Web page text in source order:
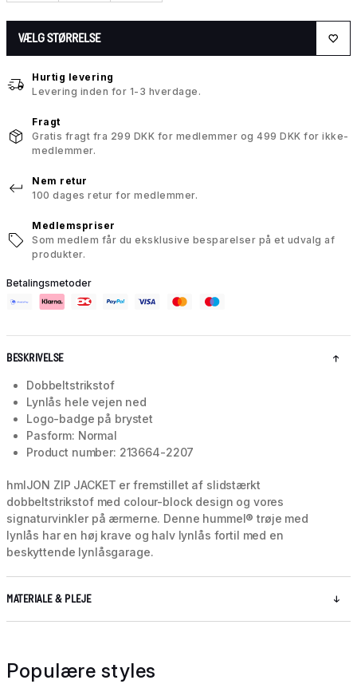
VÆLG STØRRELSE
Hurtig levering
Levering inden for 1-3 hverdage.
Fragt
Gratis fragt fra 299 DKK for medlemmer og 499 DKK for ikke-
medlemmer.
Nem retur
100 dages retur for medlemmer.
Medlemspriser
Som medlem får du eksklusive besparelser på et udvalg af
produkter.
Betalingsmetoder
BESKRIVELSE
Dobbeltstrikstof
Lynlås hele vejen ned
Logo-badge på brystet
Pasform: Normal
Product number: 213664-2207
hmlJON ZIP JACKET er fremstillet af slidstærkt
dobbeltstrikstof med colour-block design og vores
signaturvinkler på ærmerne. Denne hummel® trøje med
lynlås har en høj krave og halv lynlås fortil med en
beskyttende lynlåsgarage.
MATERIALE & PLEJE
Populære styles